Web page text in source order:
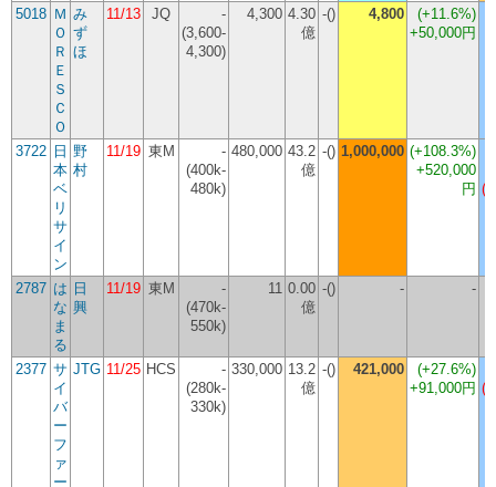
5018 Ｍ
Ｏ
Ｒ
Ｅ
Ｓ
Ｃ
Ｏ
み
ず
ほ
11/13 JQ
-
(3,600-
4,300)
4,300 4.30
億
-() 4,800 (+11.6%)
+50,000円
3722 日
本
ベ
リ
サ
イ
ン
野
村
11/19 東M
-
(400k-
480k)
480,000 43.2
億
-() 1,000,000 (+108.3%)
+520,000
円 (-
2787 は
な
ま
る
日
興
11/19 東M
-
(470k-
550k)
11 0.00
億
-() - -
2377 サ
イ
バ
ー
フ
ァ
ー
JTG 11/25 HCS
-
(280k-
330k)
330,000 13.2
億
-() 421,000 (+27.6%)
+91,000円 (-